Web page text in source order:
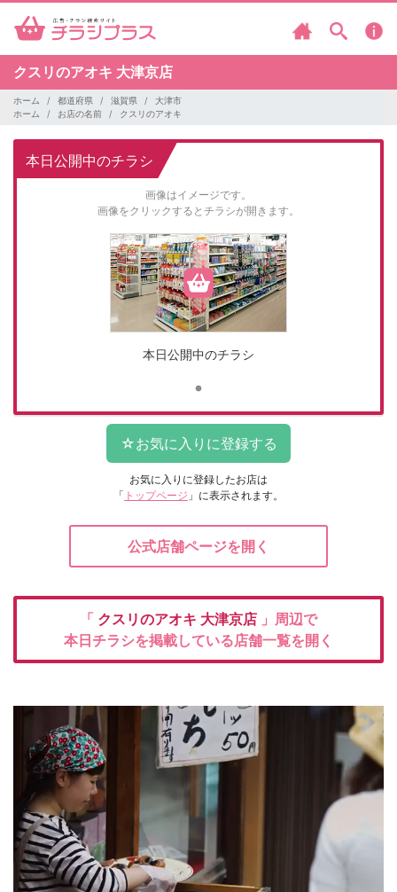
クスリのアオキ 大津京店
ホーム 都道府県 滋賀県
大津市
ホーム
お店の名前 クスリのアオキ
本日公開中のチラシ
画像はイメージです。
画像をクリックするとチラシが開きます。
本日公開中のチラシ
お気に入りに登録したお店は
「 トップページ 」に表示されます。
公式店舗ページを開く
「 クスリのアオキ 大津京店 」周辺で
本日チラシを掲載している店舗一覧を開く